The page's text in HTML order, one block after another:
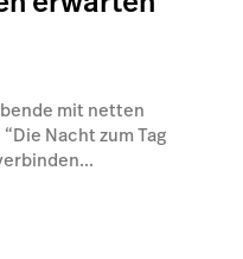
mit netten
Nacht zum Tag